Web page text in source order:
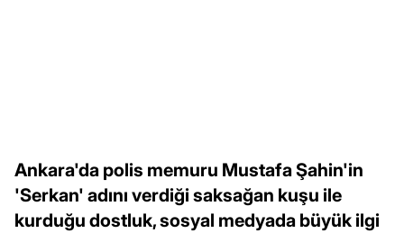
Ankara'da polis memuru Mustafa Şahin'in
'Serkan' adını verdiği saksağan kuşu ile
kurduğu dostluk, sosyal medyada büyük ilgi